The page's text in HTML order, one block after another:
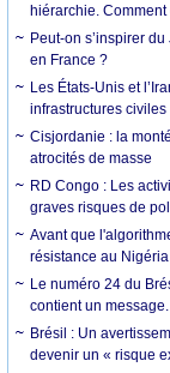
hiérarchie.
Peut-on s’inspirer
en France ?
Les États-Unis et
infrastructures civiles
Cisjordanie : la
atrocités de masse
RD Congo : Les
graves risques de
Avant que
résistance au Nigéria
Le numéro 24 du
contient un message.
Brésil : Un
devenir un « risque